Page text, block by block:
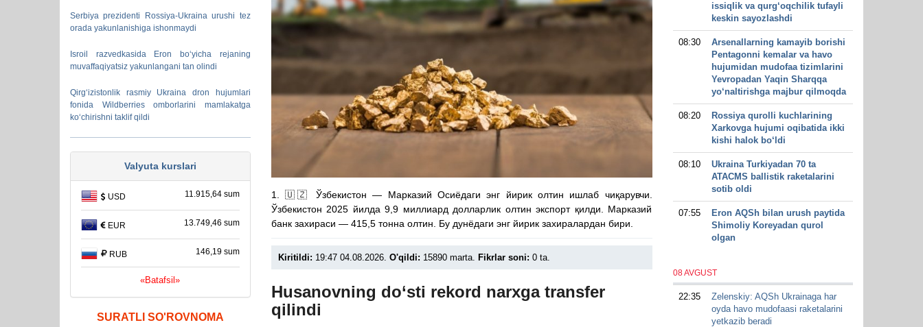
Serbiya prezidenti Rossiya-Ukraina urushi tez
orada yakunlanishiga ishonmaydi
Isroil razvedkasida Eron bo‘yicha rejaning
muvaffaqiyatsiz yakunlangani tan olindi
Qirg‘izistonlik rasmiy Ukraina dron hujumlari
fonida Wildberries omborlarini mamlakatga
ko‘chirishni taklif qildi
Valyuta kurslari
USD 11.915,64 sum
EUR 13.749,46 sum
RUB 146,19 sum
«Batafsil»
SURATLI SO'ROVNOMA
1. 🇺🇿 Ўзбекистон — Марказий Осиёдаги энг йирик олтин ишлаб чиқарувчи.
Ўзбекистон 2025 йилда 9,9 миллиард долларлик олтин экспорт қилди. Марказий
банк захираси — 415,5 тонна олтин. Бу дунёдаги энг йирик захиралардан бири.
Kiritildi: 19:47 04.08.2026. O'qildi: 15890 marta. Fikrlar soni: 0 ta.
Husanovning do‘sti rekord narxga transfer
qilindi
issiqlik va qurg‘oqchilik tufayli
keskin sayozlashdi
08:30
Arsenallarning kamayib borishi
Pentagonni kemalar va havo
hujumidan mudofaa tizimlarini
Yevropadan Yaqin Sharqqa
yo‘naltirishga majbur qilmoqda
08:20
Rossiya qurolli kuchlarining
Xarkovga hujumi oqibatida ikki
kishi halok bo‘ldi
08:10
Ukraina Turkiyadan 70 ta
ATACMS ballistik raketalarini
sotib oldi
07:55
Eron AQSh bilan urush paytida
Shimoliy Koreyadan qurol
olgan
08 AVGUST
22:35
Zelenskiy: AQSh Ukrainaga har
oyda havo mudofaasi raketalarini
yetkazib beradi